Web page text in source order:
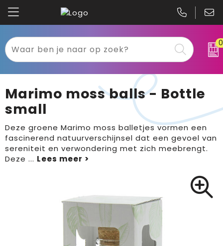
0
Textiel
Werkkleding
Sport
Tassen
Binnenreclame
Kariban
B&C
Gildan
Clique
Marimo moss balls - Bottle
small
Deze groene Marimo moss balletjes vormen een
fascinerend natuurverschijnsel dat een gevoel van
sereniteit en verwondering met zich meebrengt.
Deze ...